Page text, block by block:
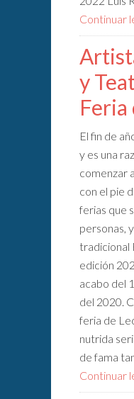
Continuar
y
Feria
El fin de
y es una
comenzar
con el pie
ferias que
personas,
tradicional
edición
acabo del
del 2020.
feria de
nutrida
de fama
Continuar